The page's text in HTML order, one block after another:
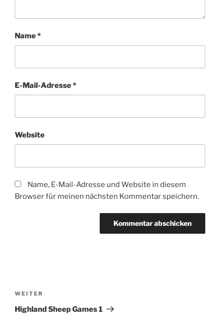
Name*
E-Mail-Adresse*
Website
Name, E-Mail-Adresse und Website in diesem
Browser für meinen nächsten Kommentar speichern.
Nächster
Beitrag
WEITER
Highland Sheep Games 1